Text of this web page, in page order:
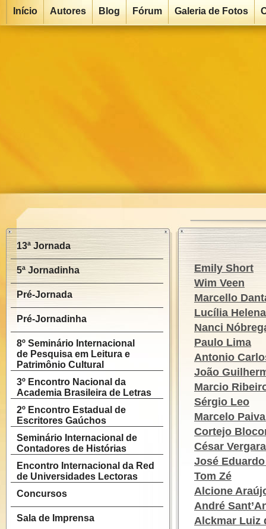
Início Autores Blog Fórum Galeria de Fotos
13ª Jornada
5ª Jornadinha
Pré-Jornada
Pré-Jornadinha
8º Seminário Internacional
de Pesquisa em Leitura e
Patrimônio Cultural
3º Encontro Nacional da
Academia Brasileira de Letras
2º Encontro Estadual de
Escritores Gaúchos
Seminário Internacional de
Contadores de Histórias
Encontro Internacional da Red
de Universidades Lectoras
Concursos
Sala de Imprensa
Emily Short
Wim Veen
Marcello
Lucília
Nanci
Paulo Lima
Antonio
João
Marcio
Sérgio Leo
Marcelo
Cortejo
César
José
Tom Zé
Alcione
André
Alckmar Luiz